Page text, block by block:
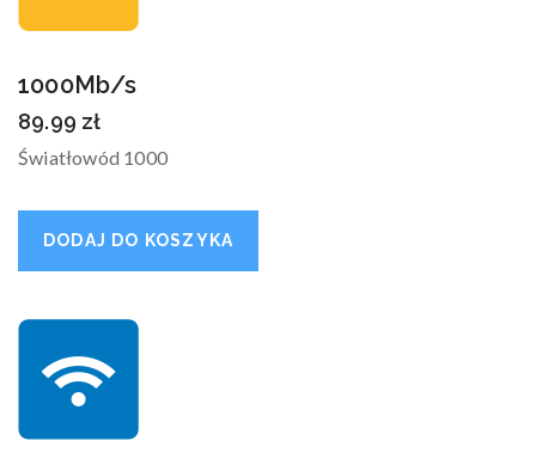
1000Mb/s
89.99 zł
Światłowód 1000
DODAJ DO KOSZYKA